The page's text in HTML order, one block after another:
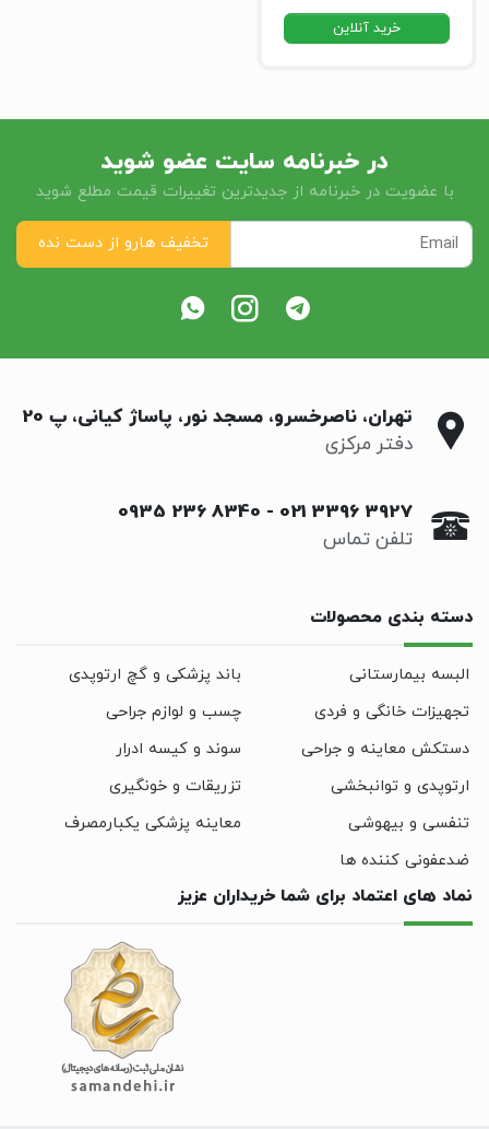
خرید آنلاین
در خبرنامه سایت عضو شوید
با عضویت در خبرنامه از جدیدترین تغییرات قیمت مطلع شوید
تهران، ناصرخسرو، مسجد نور، پاساژ کیانی، پ 20
دفتر مرکزی
021 3396 3927
-
0935 236 8340
تلفن تماس
دسته بندی محصولات
البسه بیمارستانی
باند پزشکی و گچ ارتوپدی
تجهیزات خانگی و فردی
چسب و لوازم جراحی
دستکش معاینه و جراحی
سوند و کیسه ادرار
ارتوپدی و توانبخشی
تزریقات و خونگیری
تنفسی و بیهوشی
معاینه پزشکی یکبارمصرف
ضدعفونی کننده ها
نماد های اعتماد برای شما خریداران عزیز